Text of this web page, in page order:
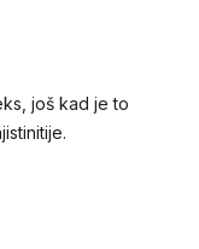
još kad je to